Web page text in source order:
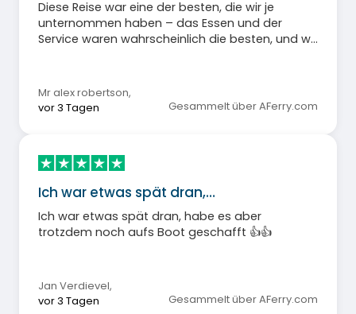
Diese Reise war eine der besten, die wir je
unternommen haben – das Essen und der
Service waren wahrscheinlich die besten, und wir
Mr alex robertson,
vor 3 Tagen
Gesammelt über AFerry.com
Ich war etwas spät dran,…
Ich war etwas spät dran, habe es aber
trotzdem noch aufs Boot geschafft 👍👍
Jan Verdievel,
vor 3 Tagen
Gesammelt über AFerry.com